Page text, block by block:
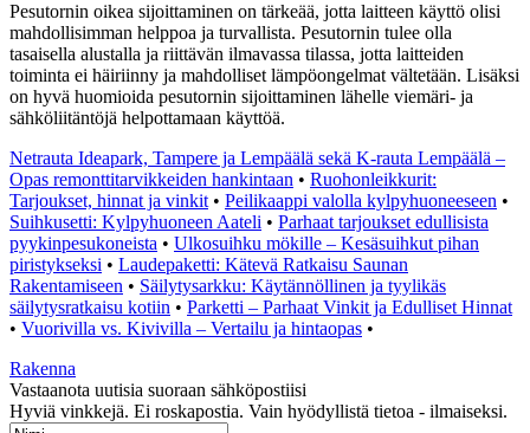
Pesutornin oikea sijoittaminen on tärkeää, jotta laitteen käyttö olisi
mahdollisimman helppoa ja turvallista. Pesutornin tulee olla
tasaisella alustalla ja riittävän ilmavassa tilassa, jotta laitteiden
toiminta ei häiriinny ja mahdolliset lämpöongelmat vältetään. Lisäksi
on hyvä huomioida pesutornin sijoittaminen lähelle viemäri- ja
sähköliitäntöjä helpottamaan käyttöä.
Netrauta Ideapark, Tampere ja Lempäälä sekä K-rauta Lempäälä –
Opas remonttitarvikkeiden hankintaan • Ruohonleikkurit:
Tarjoukset, hinnat ja vinkit • Peilikaappi valolla kylpyhuoneeseen •
Suihkusetti: Kylpyhuoneen Aateli • Parhaat tarjoukset edullisista
pyykinpesukoneista • Ulkosuihku mökille – Kesäsuihkut pihan
piristykseksi • Laudepaketti: Kätevä Ratkaisu Saunan
Rakentamiseen • Säilytysarkku: Käytännöllinen ja tyylikäs
säilytysratkaisu kotiin • Parketti – Parhaat Vinkit ja Edulliset Hinnat
• Vuorivilla vs. Kivivilla – Vertailu ja hintaopas •
Rakenna
Vastaanota uutisia suoraan sähköpostiisi
Hyviä vinkkejä. Ei roskapostia. Vain hyödyllistä tietoa - ilmaiseksi.